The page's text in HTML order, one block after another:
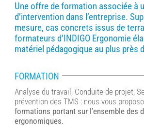
Une offre de formation associée à
d’intervention dans l’entreprise.
mesure, cas concrets issus de
formateurs d’INDIGO Ergonomie
matériel pédagogique au plus près
FORMATION
Analyse du travail, Conduite de projet,
prévention des TMS : nous vous
formations portant sur l’ensemble des
ergonomiques.